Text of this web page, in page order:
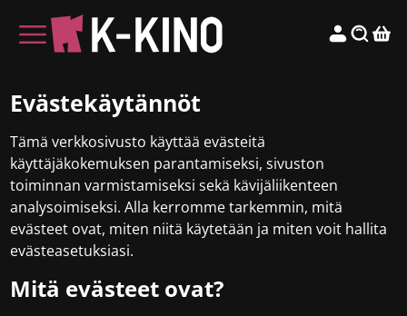
Evästekäytännöt
Tämä verkkosivusto käyttää evästeitä
käyttäjäkokemuksen parantamiseksi, sivuston
toiminnan varmistamiseksi sekä kävijäliikenteen
analysoimiseksi. Alla kerromme tarkemmin, mitä
evästeet ovat, miten niitä käytetään ja miten voit hallita
evästeasetuksiasi.
Mitä evästeet ovat?